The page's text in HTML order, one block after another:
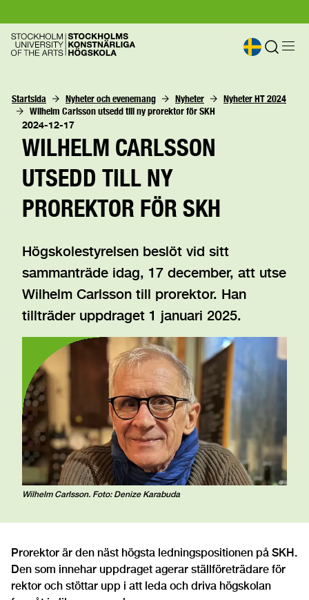
Startsida Nyheter och evenemang Nyheter
Nyheter HT 2024
Wilhelm Carlsson utsedd till ny prorektor för SKH
2024-12-17
WILHELM CARLSSON
UTSEDD TILL NY
PROREKTOR FÖR SKH
Högskolestyrelsen beslöt vid sitt
sammanträde idag, 17 december, att utse
Wilhelm Carlsson till prorektor. Han
tillträder uppdraget 1 januari 2025.
Wilhelm Carlsson. Foto: Denize Karabuda
Prorektor är den näst högsta ledningspositionen på SKH.
Den som innehar uppdraget agerar ställföreträdare för
rektor och stöttar upp i att leda och driva högskolan